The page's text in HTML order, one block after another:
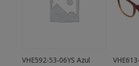
VHE592-53-06YS Azul